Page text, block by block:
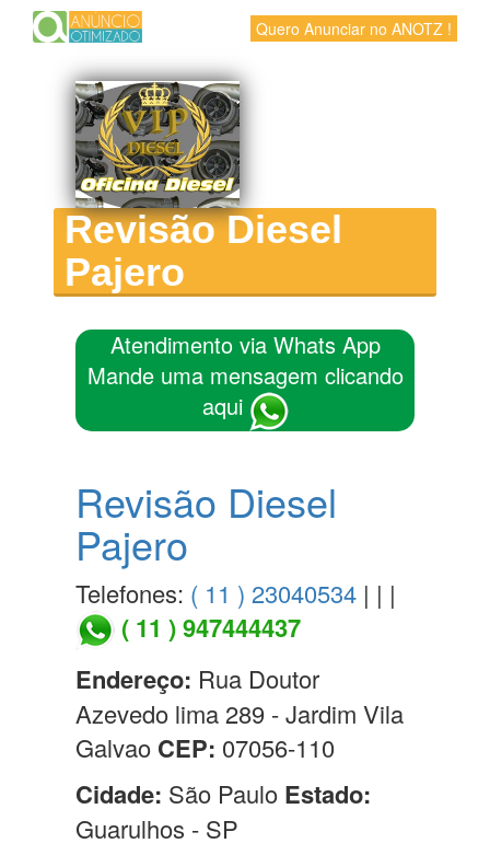
Quero Anunciar no ANOTZ !
Revisão Diesel
Pajero
Atendimento via Whats App
Mande uma mensagem clicando
aqui
Revisão Diesel
Pajero
Telefones: ( 11 ) 23040534 | | |
( 11 ) 947444437
Endereço: Rua Doutor
Azevedo lima 289 - Jardim Vila
Galvao CEP: 07056-110
Cidade: São Paulo Estado:
Guarulhos - SP